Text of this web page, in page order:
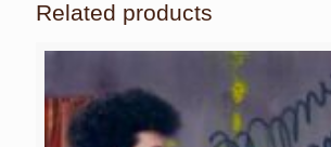
Related products